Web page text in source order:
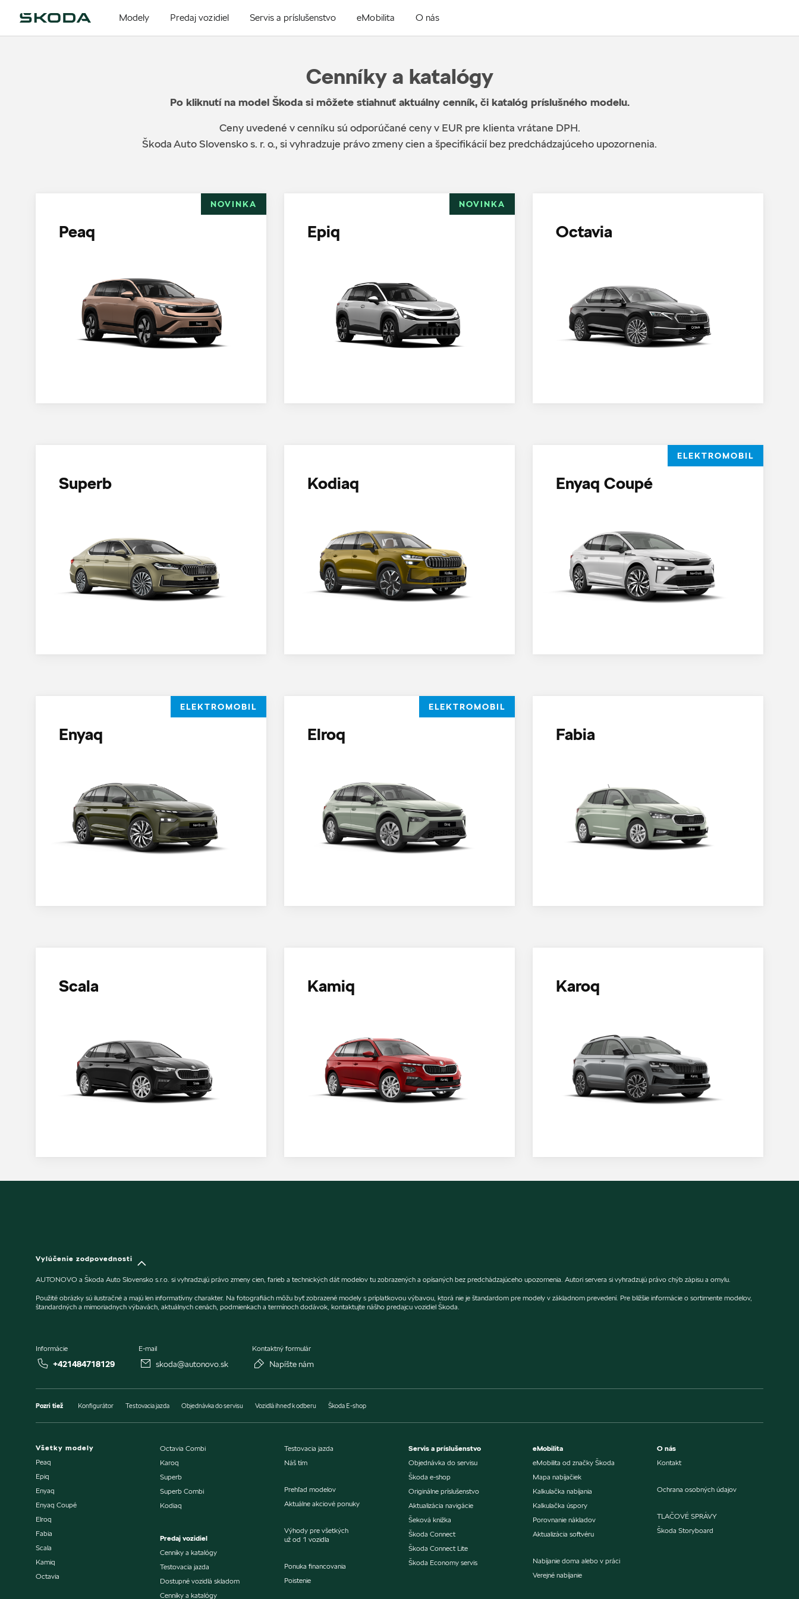
Modely Predaj vozidiel Servis a príslušenstvo eMobilita O nás
Cenníky a katalógy
Po kliknutí na model Škoda si môžete stiahnuť aktuálny cenník, či katalóg príslušného modelu.
Ceny uvedené v cenníku sú odporúčané ceny v EUR pre klienta vrátane DPH.
Škoda Auto Slovensko s. r. o., si vyhradzuje právo zmeny cien a špecifikácií bez predchádzajúceho upozornenia.
NOVINKA
Peaq
NOVINKA
Epiq Octavia
Superb Kodiaq
ELEKTROMOBIL
Enyaq Coupé
ELEKTROMOBIL
Enyaq
ELEKTROMOBIL
Elroq Fabia
Scala Kamiq Karoq
Vylúčenie zodpovednosti
AUTONOVO a Škoda Auto Slovensko s.r.o. si vyhradzujú právo zmeny cien, farieb a technických dát modelov tu zobrazených a opísaných bez predchádzajúceho upozornenia. Autori servera si vyhradzujú právo chýb zápisu a omylu.
Použité obrázky sú ilustračné a majú len informatívny charakter. Na fotografiách môžu byť zobrazené modely s príplatkovou výbavou, ktorá nie je štandardom pre modely v základnom prevedení. Pre bližšie informácie o sortimente modelov,
štandardných a mimoriadnych výbavách, aktuálnych cenách, podmienkach a termínoch dodávok, kontaktujte nášho predajcu vozidiel Škoda.
Informácie
+421484718129
E-mail
skoda@autonovo.sk
Kontaktný formulár
Napíšte nám
Pozri tiež Konfigurátor Testovacia jazda Objednávka do servisu Vozidlá ihneď k odberu Škoda E-shop
Všetky modely
Peaq
Epiq
Enyaq
Enyaq Coupé
Elroq
Fabia
Scala
Kamiq
Octavia
Octavia Combi
Karoq
Superb
Superb Combi
Kodiaq
Predaj vozidiel
Cenníky a katalógy
Testovacia jazda
Dostupné vozidlá skladom
Cenníky a katalógy
Testovacia jazda
Náš tím
Prehľad modelov
Aktuálne akciové ponuky
Výhody pre všetkých
už od 1 vozidla
Ponuka financovania
Poistenie
Servis a príslušenstvo
Objednávka do servisu
Škoda e-shop
Originálne príslušenstvo
Aktualizácia navigácie
Šeková knižka
Škoda Connect
Škoda Connect Lite
Škoda Economy servis
eMobilita
eMobilita od značky Škoda
Mapa nabíjačiek
Kalkulačka nabíjania
Kalkulačka úspory
Porovnanie nákladov
Aktualizácia softvéru
Nabíjanie doma alebo v práci
Verejné nabíjanie
O nás
Kontakt
Ochrana osobných údajov
TLAČOVÉ SPRÁVY
Škoda Storyboard